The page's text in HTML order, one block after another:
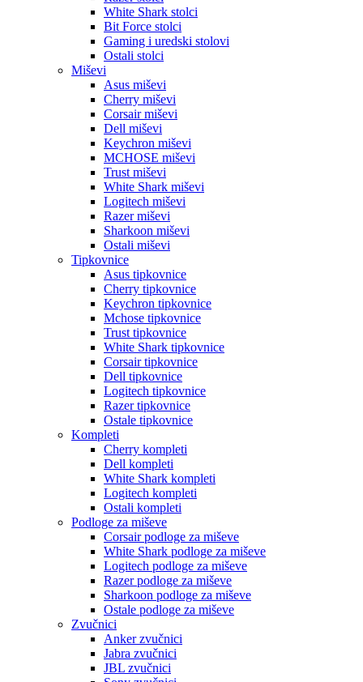
White Shark stolci
Bit Force stolci
Gaming i uredski stolovi
Ostali stolci
Miševi
Asus miševi
Cherry miševi
Corsair miševi
Dell miševi
Keychron miševi
MCHOSE miševi
Trust miševi
White Shark miševi
Logitech miševi
Razer miševi
Sharkoon miševi
Ostali miševi
Tipkovnice
Asus tipkovnice
Cherry tipkovnice
Keychron tipkovnice
Mchose tipkovnice
Trust tipkovnice
White Shark tipkovnice
Corsair tipkovnice
Dell tipkovnice
Logitech tipkovnice
Razer tipkovnice
Ostale tipkovnice
Kompleti
Cherry kompleti
Dell kompleti
White Shark kompleti
Logitech kompleti
Ostali kompleti
Podloge za miševe
Corsair podloge za miševe
White Shark podloge za miševe
Logitech podloge za miševe
Razer podloge za miševe
Sharkoon podloge za miševe
Ostale podloge za miševe
Zvučnici
Anker zvučnici
Jabra zvučnici
JBL zvučnici